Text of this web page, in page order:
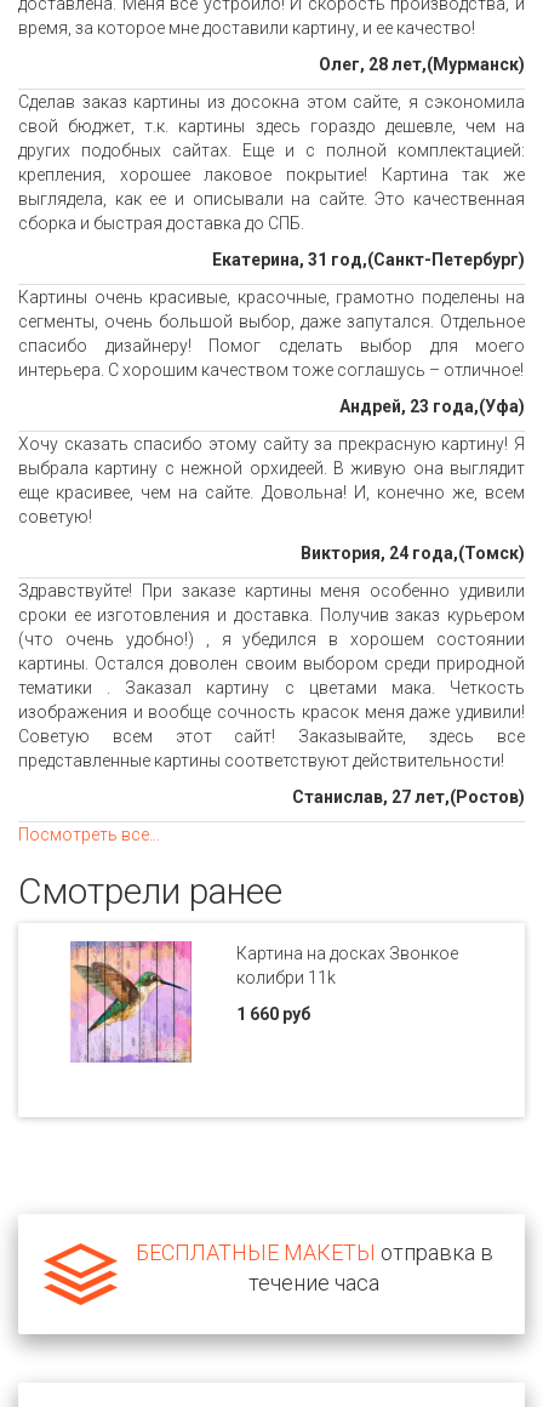
доставлена. Меня все устроило! И скорость производства, и
время, за которое мне доставили картину, и ее качество!
Олег, 28 лет,(Мурманск)
Сделав заказ картины из досокна этом сайте, я сэкономила
свой бюджет, т.к. картины здесь гораздо дешевле, чем на
других подобных сайтах. Еще и с полной комплектацией:
крепления, хорошее лаковое покрытие! Картина так же
выглядела, как ее и описывали на сайте. Это качественная
сборка и быстрая доставка до СПБ.
Екатерина, 31 год,(Санкт-Петербург)
Картины очень красивые, красочные, грамотно поделены на
сегменты, очень большой выбор, даже запутался. Отдельное
спасибо дизайнеру! Помог сделать выбор для моего
интерьера. С хорошим качеством тоже соглашусь – отличное!
Андрей, 23 года,(Уфа)
Хочу сказать спасибо этому сайту за прекрасную картину! Я
выбрала картину с нежной орхидеей. В живую она выглядит
еще красивее, чем на сайте. Довольна! И, конечно же, всем
советую!
Виктория, 24 года,(Томск)
Здравствуйте! При заказе картины меня особенно удивили
сроки ее изготовления и доставка. Получив заказ курьером
(что очень удобно!) , я убедился в хорошем состоянии
картины. Остался доволен своим выбором среди природной
тематики . Заказал картину с цветами мака. Четкость
изображения и вообще сочность красок меня даже удивили!
Советую всем этот сайт! Заказывайте, здесь все
представленные картины соответствуют действительности!
Станислав, 27 лет,(Ростов)
Посмотреть все...
Смотрели ранее
Картина на досках Звонкое
колибри 11k
1 660 руб
БЕСПЛАТНЫЕ МАКЕТЫ отправка в
течение часа